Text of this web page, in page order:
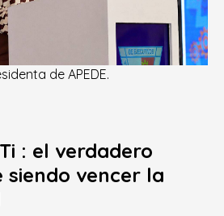
de APEDE.
: el verdadero
siendo vencer la